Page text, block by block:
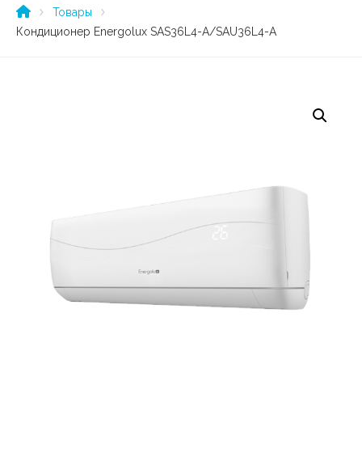
Товары
Кондиционер Energolux SAS36L4-A/SAU36L4-A